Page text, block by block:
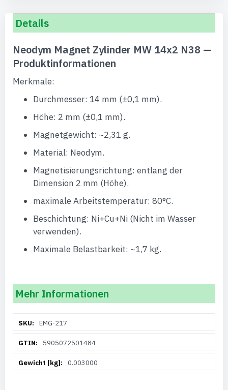
Details
Neodym Magnet Zylinder MW 14x2 N38 —
Produktinformationen
Merkmale:
Durchmesser: 14 mm (±0,1 mm).
Höhe: 2 mm (±0,1 mm).
Magnetgewicht: ~2,31 g.
Material: Neodym.
Magnetisierungsrichtung: entlang der
Dimension 2 mm (Höhe).
maximale Arbeitstemperatur: 80°C.
Beschichtung: Ni+Cu+Ni (Nicht im Wasser
verwenden).
Maximale Belastbarkeit: ~1,7 kg.
Mehr Informationen
Informationen
EMG-217
5905072501484
0.003000